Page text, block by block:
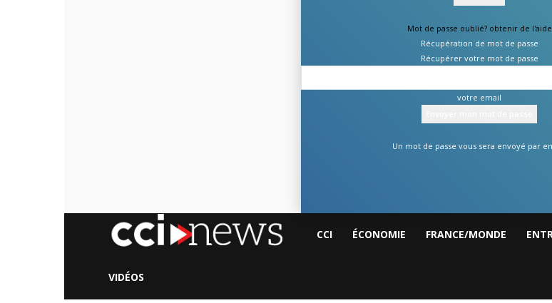
Mot de passe oublié? obtenir de l'aide
Récupération de mot de passe
Récupérer votre mot de passe
votre email
Un mot de passe vous sera envoyé par
CCICCI ÉCONOMIE FRANCE/MONDE
VIDÉOS